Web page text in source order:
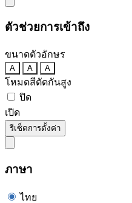
ตัวช่วยการเข้าถึง
ขนาดตัวอักษร
A A A
โหมดสีตัดกันสูง
ปิด
เปิด
รีเซ็ตการตั้งค่า
ภาษา
ไทย